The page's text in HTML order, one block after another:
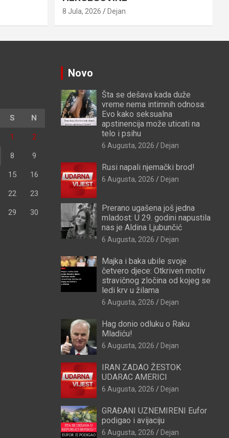
8 Jula, 2026 Dejan
S N
1 2
8 9
15 16
22 23
29 30
Novo
Šta se dešava kada duže
vreme nema intimnih odnosa:
Evo kako seksualna
apstinencija može uticati na
telo i psihu
6 Augusta, 2026 Dejan
Rusi napali njemački brod!
6 Augusta, 2026 Dejan
Prerano ugašena još jedna
mladost: U 29. godini napustila
nas je Aldina Ljubunčić
6 Augusta, 2026 Dejan
Majka i baka ubile svoje
četvero djece: Otkriven motiv
stravičnog zločina od kojeg se
ledi krv u žilama
6 Augusta, 2026 Dejan
Hag donio odluku o Raku
Mladiću!
6 Augusta, 2026 Dejan
IRAN ZADAO ŽESTOK
UDARAC AMERICI
6 Augusta, 2026 Dejan
GRAĐANI UZNEMIRENI Eufor
podigao i avijaciju
6 Augusta, 2026 Dejan